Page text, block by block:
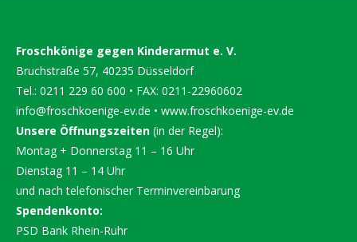
Froschkönige gegen Kinderarmut e. V.
Bruchstraße 57, 40235 Düsseldorf
Tel.: 0211 229 60 600 • FAX: 0211-22960602
info@froschkoenige-ev.de • www.froschkoenige-ev.de
Unsere Öffnungszeiten (in der Regel):
Montag + Donnerstag 11 – 16 Uhr
Dienstag 11 – 14 Uhr
und nach telefonischer Terminvereinbarung
Spendenkonto:
PSD Bank Rhein-Ruhr